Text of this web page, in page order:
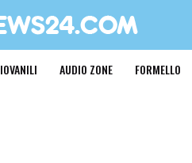
AUDIO ZONE FORMELLO